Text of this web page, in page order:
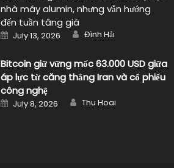
nhà máy alumin, nhưng vẫn hướng
đến tuần tăng giá
Posted
on
July 13, 2026 Author
Đình Hải
Bitcoin giữ vững mốc 63.000 USD giữa
áp lực từ căng thẳng Iran và cổ phiếu
công nghệ
Posted
on
July 8, 2026 Author
Thu Hoai